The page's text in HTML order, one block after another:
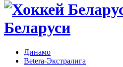
Беларуси
Динамо
Betera-Экстралига